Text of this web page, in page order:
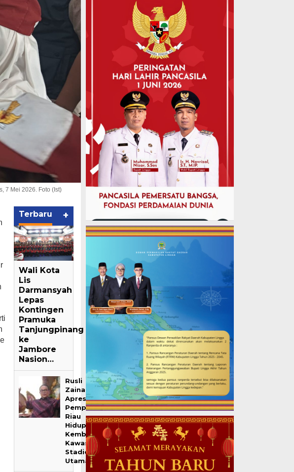
7 Mei 2026. Foto (Ist)
Terbaru +
Wali Kota
Lis
Darmansyah
Lepas
Kontingen
Pramuka
Tanjungpinang
ke
Jambore
Nasion…
Rusli
Zainal
Apresiasi
Pemprov
Riau
Hidupkan
Kembali
Kawasan
Stadion
Utama